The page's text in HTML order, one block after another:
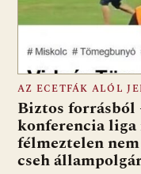
AZ ECETFÁK ALÓL
Biztos forrásból
konferencia liga
félmeztelen
cseh